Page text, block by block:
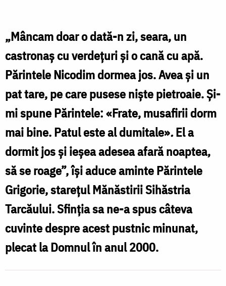
Nicodim
Grosu
/
Foto:
Maria
Burlă
„Mâncam doar o dată-n zi, seara, un
castronaș cu verdețuri și o cană cu apă.
Părintele Nicodim dormea jos. Avea și un
pat tare, pe care pusese niște pietroaie. Și-
mi spune Părintele: «Frate, musafirii dorm
mai bine. Patul este al dumitale»​.El a
dormit jos și ieșea adesea afară noaptea,
să se roage”, își aduce aminte Părintele
Grigorie, starețul Mănăstirii Sihăstria
Tarcăului. Sfinția sa ne-a spus câteva
cuvinte despre acest pustnic minunat,
plecat la Domnul în anul 2000.